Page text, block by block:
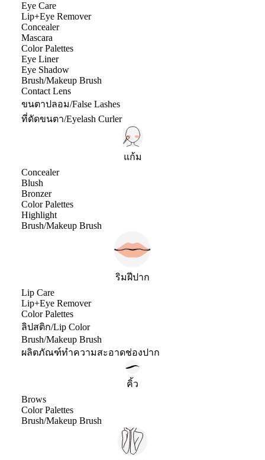
Eye Care
Lip+Eye Remover
Concealer
Mascara
Color Palettes
Eye Liner
Eye Shadow
Brush/Makeup Brush
Contact Lens
ขนตาปลอม/False Lashes
ที่ดัดขนตา/Eyelash Curler
แก้ม
Concealer
Blush
Bronzer
Color Palettes
Highlight
Brush/Makeup Brush
ริมฝีปาก
Lip Care
Lip+Eye Remover
Color Palettes
ลิปสติก/Lip Color
Brush/Makeup Brush
ผลิตภัณฑ์ทำความสะอาดช่องปาก
คิ้ว
Brows
Color Palettes
Brush/Makeup Brush